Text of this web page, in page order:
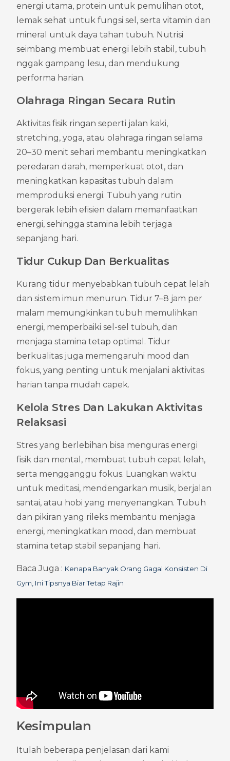
energi utama, protein untuk pemulihan otot,
lemak sehat untuk fungsi sel, serta vitamin dan
mineral untuk daya tahan tubuh. Nutrisi
seimbang membuat energi lebih stabil, tubuh
nggak gampang lesu, dan mendukung
performa harian.
Olahraga Ringan Secara Rutin
Aktivitas fisik ringan seperti jalan kaki,
stretching, yoga, atau olahraga ringan selama
20–30 menit sehari membantu meningkatkan
peredaran darah, memperkuat otot, dan
meningkatkan kapasitas tubuh dalam
memproduksi energi. Tubuh yang rutin
bergerak lebih efisien dalam memanfaatkan
energi, sehingga stamina lebih terjaga
sepanjang hari.
Tidur Cukup Dan Berkualitas
Kurang tidur menyebabkan tubuh cepat lelah
dan sistem imun menurun. Tidur 7–8 jam per
malam memungkinkan tubuh memulihkan
energi, memperbaiki sel-sel tubuh, dan
menjaga stamina tetap optimal. Tidur
berkualitas juga memengaruhi mood dan
fokus, yang penting untuk menjalani aktivitas
harian tanpa mudah capek.
Kelola Stres Dan Lakukan Aktivitas
Relaksasi
Stres yang berlebihan bisa menguras energi
fisik dan mental, membuat tubuh cepat lelah,
serta mengganggu fokus. Luangkan waktu
untuk meditasi, mendengarkan musik, berjalan
santai, atau hobi yang menyenangkan. Tubuh
dan pikiran yang rileks membantu menjaga
energi, meningkatkan mood, dan membuat
stamina tetap stabil sepanjang hari.
Baca Juga : Kenapa Banyak Orang Gagal Konsisten Di
Gym, Ini Tipsnya Biar Tetap Rajin
Kesimpulan
Itulah beberapa penjelasan dari kami